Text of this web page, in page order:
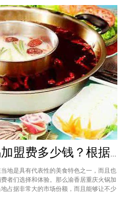
渝香居重庆火锅加盟费多少钱？根据所在城市进行规划非常合适创业
地是具有代表性的美食特色之一，而且也
者们选择和体验。那么渝香居重庆火锅加
占据非常大的市场份额，而且能够让不少